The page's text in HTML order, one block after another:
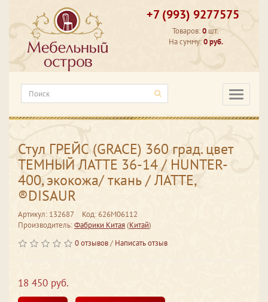
+7 (993) 9277575
Товаров:0 шт.
На сумму:0 руб.
Стул ГРЕЙС (GRACE) 360 град. цвет
ТЕМНЫЙ ЛАТТЕ 36-14 / HUNTER-
400, экокожа/ ткань / ЛАТТЕ,
®DISAUR
Артикул: 132687
Код: 626M06112
Производитель:Фабрики Китая(Китай)
0 отзывов/ Написать отзыв
18 450 руб.